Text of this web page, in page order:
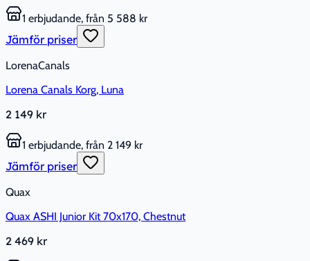
1 erbjudande, från 5 588 kr
Jämför priser
LorenaCanals
Lorena Canals Korg, Luna
2 149 kr
1 erbjudande, från 2 149 kr
Jämför priser
Quax
Quax ASHI Junior Kit 70x170, Chestnut
2 469 kr